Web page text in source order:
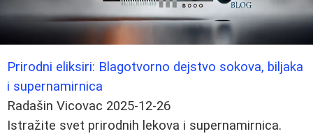
Prirodni eliksiri: Blagotvorno dejstvo sokova, biljaka
i supernamirnica
Radašin Vicovac 2025-12-26
Istražite svet prirodnih lekova i supernamirnica.